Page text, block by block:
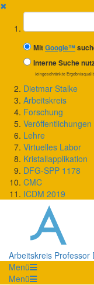
✖
Suchbegriff
MitGoogle™
Interne Suche
(eingeschränkte
Dietmar Stalke
Arbeitskreis
Forschung
Veröffentlichungen
Lehre
Virtuelles Labor
Kristallapplikation
DFG-SPP 1178
CMC
ICDM 2019
Arbeitskreis Professor
Menü
Menü